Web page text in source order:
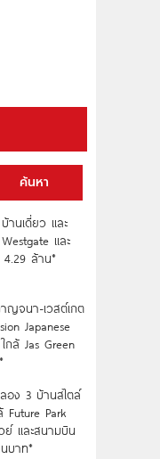
ค้นหา
านเดี่ยว และ
และ
4.29 ล้าน*
ญจนา-เวสต์เกต
Japanese
ล้ Jas Green
ง 3 บ้านสไตล์
Future Park
ย์ และสนามบิน
บาท*